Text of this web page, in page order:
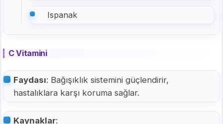
Ispanak
C Vitamini
Faydası: Bağışıklık sistemini güçlendirir,
hastalıklara karşı koruma sağlar.
Kaynaklar: